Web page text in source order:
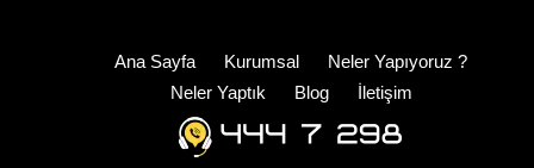
Ana Sayfa Kurumsal
Neler Yapıyoruz ?
Neler Yaptık
Blog İletişim